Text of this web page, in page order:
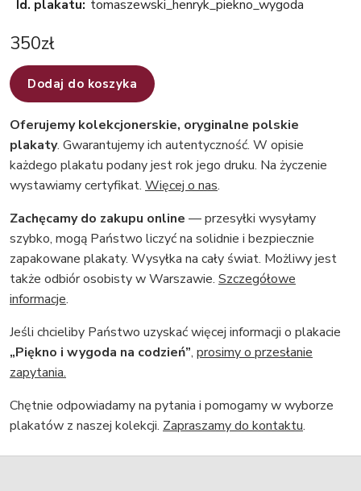
Id. plakatu: tomaszewski_henryk_piekno_wygoda
350zł
Dodaj do koszyka
Oferujemy kolekcjonerskie, oryginalne polskie
plakaty. Gwarantujemy ich autentyczność. W opisie
każdego plakatu podany jest rok jego druku. Na życzenie
wystawiamy certyfikat. Więcej o nas.
Zachęcamy do zakupu online — przesyłki wysyłamy
szybko, mogą Państwo liczyć na solidnie i bezpiecznie
zapakowane plakaty. Wysyłka na cały świat. Możliwy jest
także odbiór osobisty w Warszawie. Szczegółowe
informacje.
Jeśli chcieliby Państwo uzyskać więcej informacji o plakacie
„Piękno i wygoda na codzień”, prosimy o przesłanie
zapytania.
Chętnie odpowiadamy na pytania i pomogamy w wyborze
plakatów z naszej kolekcji. Zapraszamy do kontaktu.